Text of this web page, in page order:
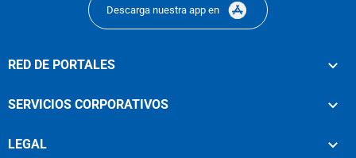
Descarga nuestra app en
RED DE PORTALES
SERVICIOS CORPORATIVOS
LEGAL